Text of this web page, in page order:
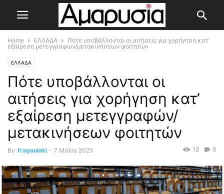
Home ΕΛΛΑΔΑ
Πότε υποβάλλονται οι αιτήσεις για χορήγηση κατ’
εξαίρεση μετεγγραφών/μετακινήσεων φοιτητών
ΕΛΛΑΔΑ
Πότε υποβάλλονται οι
αιτήσεις για χορήγηση κατ’
εξαίρεση μετεγγραφών/
μετακινήσεων φοιτητών
By fragoulaki - 7 Μαΐου 2025 0
12